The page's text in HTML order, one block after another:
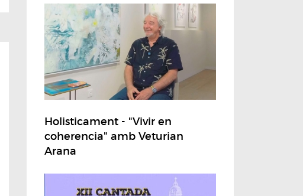
Holisticament - "Vivir en
coherencia" amb Veturian
Arana